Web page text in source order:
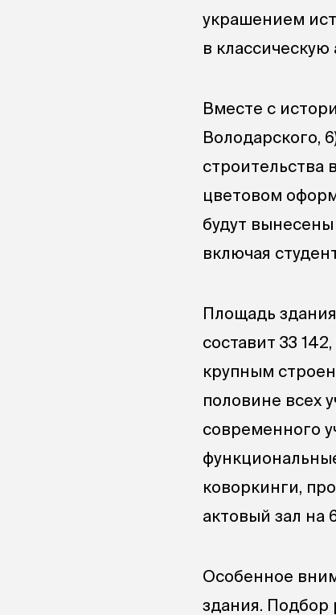
украшением
в классическую
Вместе с
Володарского,
цветовом
будут
включая
Площадь
составит 33
крупным
половине всех
современного
коворкинги,
актовый зал на
Особенное
здания. Подбор